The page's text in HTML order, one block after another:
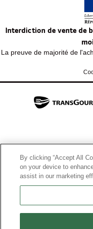
Interdiction de vente de
La preuve de majorité de
By clicking “Accept All
on your device to
assist in our marketing